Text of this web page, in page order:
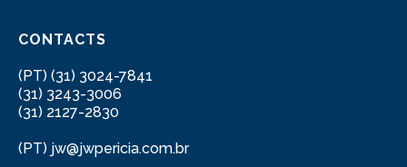
CONTACTS
(PT) (31) 3024-7841
(31) 3243-3006
(31) 2127-2830
(PT) jw@jwpericia.com.br